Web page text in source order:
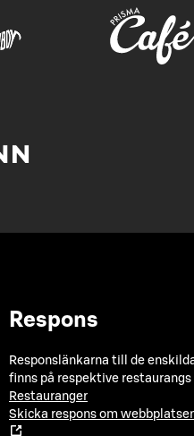
Respons
Responslänkarna till de
finns på respektive restaurangs
Restauranger
Skicka respons om